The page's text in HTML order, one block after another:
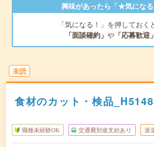
興味があったら「★気になる
「気になる！」を押しておく
「面談確約」 や 「応募歓迎」
未読
食材のカット・検品
職種未経験OK 交通費別途支給あり 派